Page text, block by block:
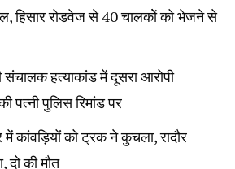
हिसार रोडवेज से 40 चालकोें को भेजने से
हत्याकांड में दूसरा आरोपी
पत्नी पुलिस रिमांड पर
कांवड़ियों को ट्रक ने कुचला, रादौर
दो की मौत